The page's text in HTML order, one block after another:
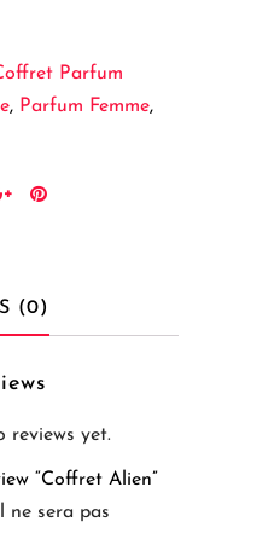
Parfum
, Parfum Femme,
(0)
reviews yet.
“Coffret Alien”
ne sera pas